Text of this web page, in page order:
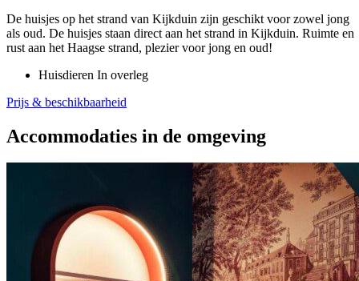
De huisjes op het strand van Kijkduin zijn geschikt voor zowel jong
als oud. De huisjes staan direct aan het strand in Kijkduin. Ruimte en
rust aan het Haagse strand, plezier voor jong en oud!
Huisdieren In overleg
Prijs & beschikbaarheid
Accommodaties in de omgeving